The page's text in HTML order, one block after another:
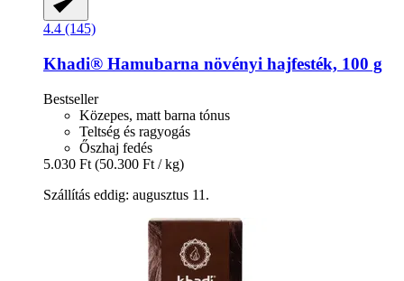
4.4 (145)
Khadi® Hamubarna növényi hajfesték, 100 g
Bestseller
Közepes, matt barna tónus
Teltség és ragyogás
Őszhaj fedés
5.030 Ft (50.300 Ft / kg)
Szállítás eddig: augusztus 11.